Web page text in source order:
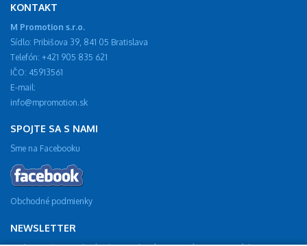
KONTAKT
M Promotion s.r.o.
Sídlo: Pribišova 39, 841 05 Bratislava
Telefón: +421 905 835 621
IČO: 45913561
E-mail:
info@mpromotion.sk
SPOJTE SA S NAMI
Sme na Facebooku
Obchodné podmienky
NEWSLETTER